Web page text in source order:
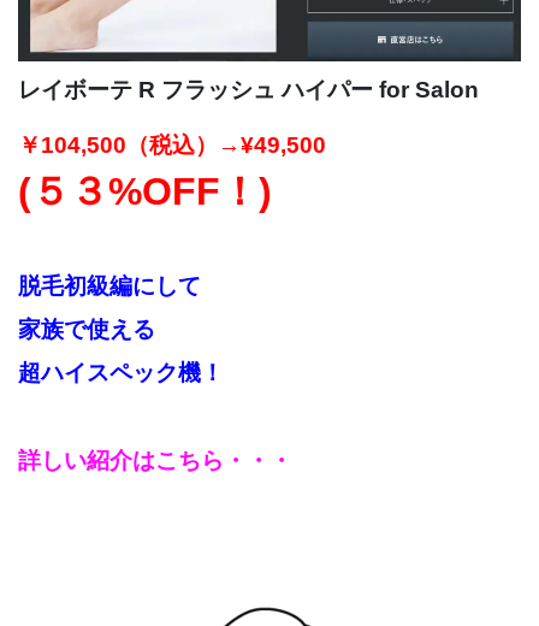
レイボーテ R フラッシュ ハイパー for Salon
￥104,500 （税込） →¥49,500
(５３%OFF！)
脱毛初級編にして
家族で使える
超ハイスペック機！
詳しい紹介はこちら・・・